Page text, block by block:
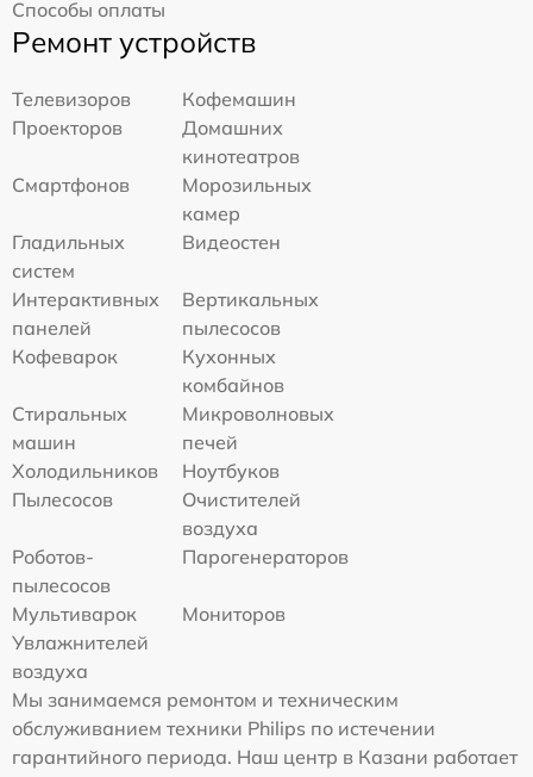
Способы оплаты
Ремонт устройств
Телевизоров
Кофемашин
Проекторов
Домашних
кинотеатров
Смартфонов
Морозильных
камер
Гладильных
систем
Видеостен
Интерактивных
панелей
Вертикальных
пылесосов
Кофеварок
Кухонных
комбайнов
Стиральных
машин
Микроволновых
печей
Холодильников
Ноутбуков
Пылесосов
Очистителей
воздуха
Роботов-
пылесосов
Парогенераторов
Мультиварок
Мониторов
Увлажнителей
воздуха
Мы занимаемся ремонтом и техническим
обслуживанием техники Philips по истечении
гарантийного периода. Наш центр в Казани работает